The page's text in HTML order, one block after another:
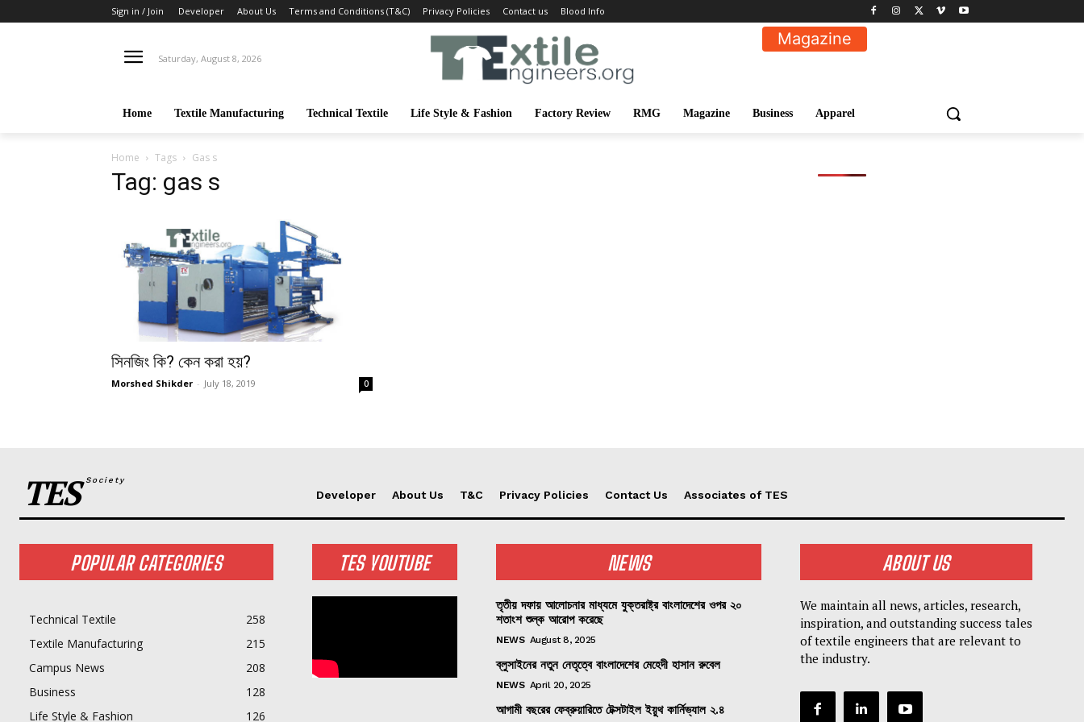
Sign in / Join Developer About Us Terms and Conditions (T&C) Privacy Policies Contact us Blood Info
Saturday, August 8, 2026
Magazine
Home Textile Manufacturing Technical Textile Life Style & Fashion Factory Review RMG Magazine Business Apparel
Home Tags Gas s
Tag: gas s
সিনজিং কি? কেন করা হয়?
Morshed Shikder - July 18, 2019 0
TES Society
Developer About Us T&C Privacy Policies Contact Us Associates of TES
POPULAR CATEGORIES
Technical Textile
258
Textile Manufacturing
215
Campus News
208
Business
128
Life Style & Fashion
126
TES YOUTUBE NEWS
তৃতীয় দফায় আলোচনার মাধ্যমে যুক্তরাষ্ট্র বাংলাদেশের ওপর ২০
শতাংশ শুল্ক আরোপ করেছে
NEWS August 8, 2025
ব্লুসাইনের নতুন নেতৃত্বে বাংলাদেশের মেহেদী হাসান রুবেল
NEWS April 20, 2025
আগামী বছরের ফেব্রুয়ারিতে টেক্সটাইল ইয়ুথ কার্নিভ্যাল ২.৪
ABOUT US
We maintain all news, articles, research,
inspiration, and outstanding success tales
of textile engineers that are relevant to
the industry.